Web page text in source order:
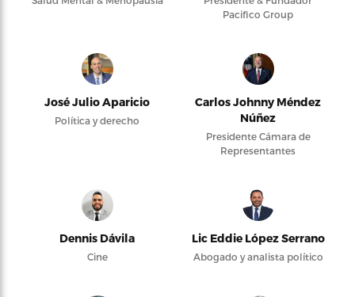
Pacifico Group
José Julio Aparicio
Política y derecho
Carlos Johnny Méndez
Núñez
Presidente Cámara de
Representantes
Dennis Dávila
Cine
Lic Eddie López Serrano
Abogado y analista político